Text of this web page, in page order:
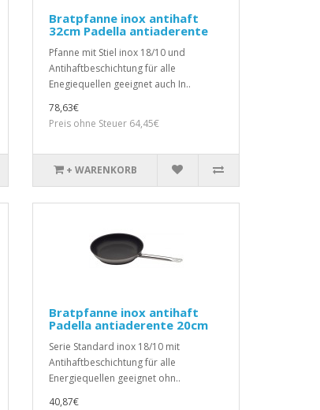
Bratpfanne inox antihaft
32cm Padella antiaderente
Pfanne mit Stiel inox 18/10 und
Antihaftbeschichtung für alle
Enegiequellen geeignet auch In..
78,63€
Preis ohne Steuer 64,45€
+ WARENKORB
Bratpfanne inox antihaft
Padella antiaderente 20cm
Serie Standard inox 18/10 mit
Antihaftbeschichtung für alle
Energiequellen geeignet ohn..
40,87€